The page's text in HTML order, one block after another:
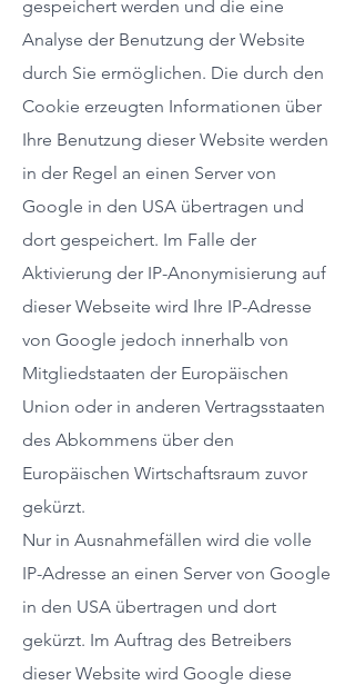
gespeichert werden und die eine
Analyse der Benutzung der Website
durch Sie ermöglichen. Die durch den
Cookie erzeugten Informationen über
Ihre Benutzung dieser Website werden
in der Regel an einen Server von
Google in den USA übertragen und
dort gespeichert. Im Falle der
Aktivierung der IP-Anonymisierung auf
dieser Webseite wird Ihre IP-Adresse
von Google jedoch innerhalb von
Mitgliedstaaten der Europäischen
Union oder in anderen Vertragsstaaten
des Abkommens über den
Europäischen Wirtschaftsraum zuvor
gekürzt.
Nur in Ausnahmefällen wird die volle
IP-Adresse an einen Server von Google
in den USA übertragen und dort
gekürzt. Im Auftrag des Betreibers
dieser Website wird Google diese